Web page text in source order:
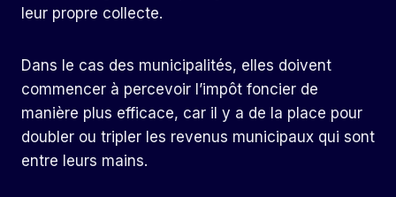
leur propre collecte.
Dans le cas des municipalités, elles doivent
commencer à percevoir l’impôt foncier de
manière plus efficace, car il y a de la place pour
doubler ou tripler les revenus municipaux qui sont
entre leurs mains.